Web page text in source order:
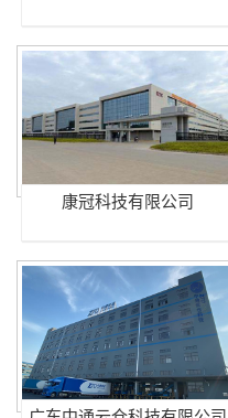
康冠科技有限公司